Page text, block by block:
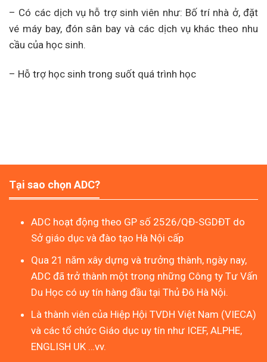
– Có các dịch vụ hỗ trợ sinh viên như: Bố trí nhà ở, đặt
vé máy bay, đón sân bay và các dịch vụ khác theo nhu
cầu của học sinh.
– Hỗ trợ học sinh trong suốt quá trình học
Tại sao chọn ADC?
ADC hoạt động theo GP số 2526/QĐ-SGDĐT do
Sở giáo dục và đào tạo Hà Nội cấp
Qua 21 năm xây dựng và trưởng thành, ngày nay,
ADC đã trở thành một trong những Công ty Tư Vấn
Du Học có uy tín hàng đầu tại Thủ Đô Hà Nội.
Là thành viên của Hiệp Hội TVDH Việt Nam (VIECA)
và các tổ chức Giáo dục uy tín như ICEF, ALPHE,
ENGLISH UK …vv.